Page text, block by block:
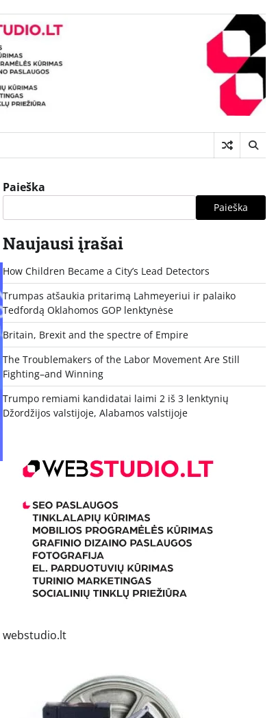
Paieška
Paieška
Naujausi įrašai
How Children Became a City’s Lead Detectors
Trumpas atšaukia pritarimą Lahmeyeriui ir palaiko
Tedfordą Oklahomos GOP lenktynėse
Britain, Brexit and the spectre of Empire
The Troublemakers of the Labor Movement Are Still
Fighting–and Winning
Trumpo remiami kandidatai laimi 2 iš 3 lenktynių
Džordžijos valstijoje, Alabamos valstijoje
webstudio.lt